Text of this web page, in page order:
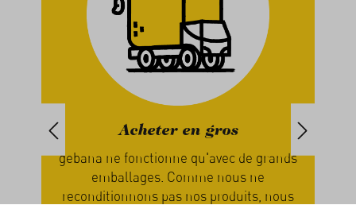
Acheter en gros
gebana ne fonctionne qu'avec de grands
emballages. Comme nous ne
reconditionnons pas nos produits, nous